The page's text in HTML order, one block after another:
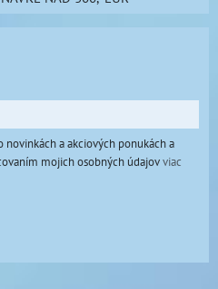
novinkách a akciových ponukách a
mojich osobných údajovviac